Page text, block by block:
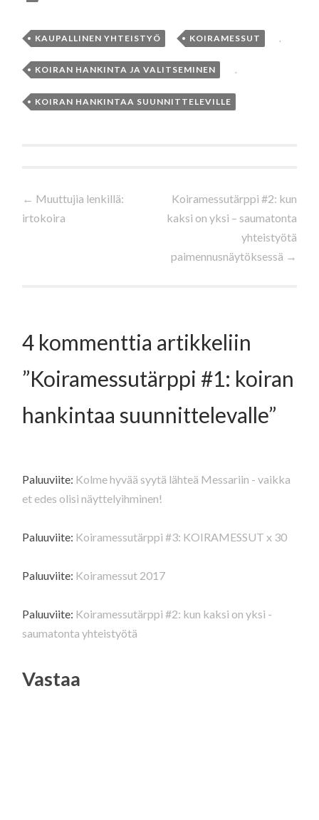
KAUPALLINEN YHTEISTYÖ , KOIRAMESSUT
KOIRAN HANKINTA JA VALITSEMINEN ,
KOIRAN HANKINTAA SUUNNITTELEVILLE
Artikkelien
← Muuttujia lenkillä:
irtokoira
Koiramessutärppi #2: kun
kaksi on yksi – saumatonta
yhteistyötä
paimennusnäytöksessä →
4 kommenttia artikkeliin
”Koiramessutärppi #1: koiran
hankintaa suunnittelevalle”
Paluuviite: Kolme hyvää syytä lähteä Messariin - vaikka
et edes olisi näyttelyihminen!
Paluuviite: Koiramessutärppi #3: KOIRAMESSUT x 30
Paluuviite: Koiramessut 2017
Paluuviite: Koiramessutärppi #2: kun kaksi on yksi -
saumatonta yhteistyötä
Vastaa